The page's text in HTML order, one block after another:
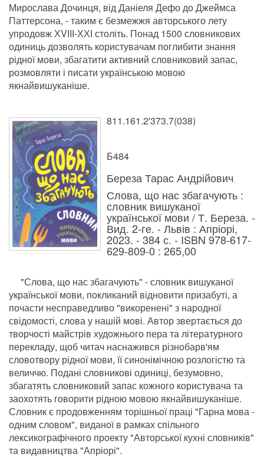
Мирослава Дочинця, від Даніеля Дефо до Джеймса
Паттерсона, - таким є безмежжя авторського лету
упродовж ХVІІІ-ХХІ століть. Понад 1500 словникових
одиниць дозволять користувачам поглибити знання
рідної мови, збагатити активний словниковий запас,
розмовляти і писати українською мовою
якнайвишуканіше.
811.161.2'373.7(038)
Б484
Береза Тарас Андрійович
Слова, що нас збагачують :
словник вишуканої
української мови / Т. Береза. -
Вид. 2-ге. - Львів : Апріорі,
2023. - 384 с. - ISBN 978-617-
629-809-0 : 265,00
"Слова, що нас збагачують" - словник вишуканої
української мови, покликаний відновити призабуті, а
почасти несправедливо "викоренені" з народної
свідомості, слова у нашій мові. Автор звертається до
творчості майстрів художнього пера та літературного
перекладу, щоб читач наснажився різнобарв'ям
словотвору рідної мови, її синонімічною розлогістю та
величчю. Подані словникові одиниці, безумовно,
збагатять словниковий запас кожного користувача та
заохотять говорити рідною мовою якнайвишуканіше.
Словник є продовженням торішньої праці "Гарна мова -
одним словом", виданої в рамках спільного
лексикографічного проекту "Авторської кухні словників"
та видавництва "Апріорі".